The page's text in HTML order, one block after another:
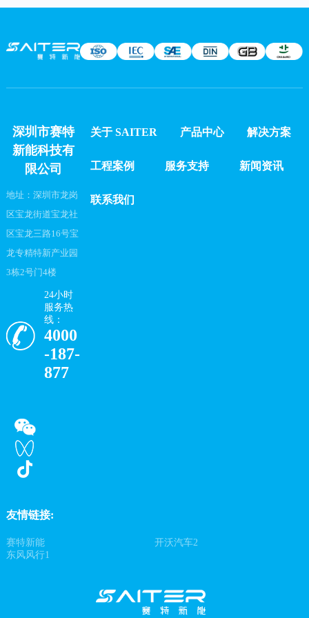
深圳市赛特
新能科技有
限公司
地址：深圳市龙岗
区宝龙街道宝龙社
区宝龙三路16号宝
龙专精特新产业园
3栋2号门4楼
24小时
服务热
线：
4000
-187-
877
关于 SAITER 产品中心 解决方案
工程案例 服务支持 新闻资讯
联系我们
友情链接:
赛特新能
开沃汽车2
东风风行1